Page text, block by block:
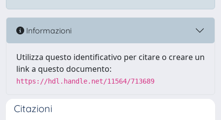
Informazioni
Utilizza questo identificativo per citare o creare un
link a questo documento:
https://hdl.handle.net/11564/713689
Citazioni